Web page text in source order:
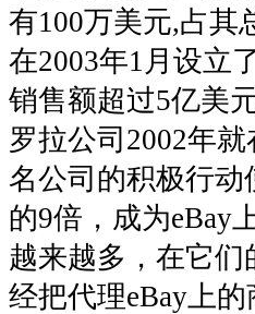
有100万美元,占其
在2003年1月设立
销售额超过5亿美
罗拉公司2002年
名公司的积极行动
的9倍，成为eBay
越来越多，在它
经把代理eBay上